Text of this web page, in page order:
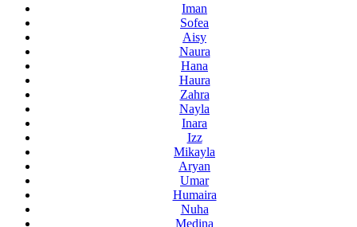
Iman
Sofea
Aisy
Naura
Hana
Haura
Zahra
Nayla
Inara
Izz
Mikayla
Aryan
Umar
Humaira
Nuha
Medina